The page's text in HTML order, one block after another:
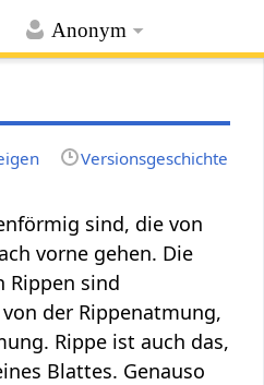
Anonym
Versionsgeschichte
sind, die von
vorne gehen. Die
Rippen sind
der Rippenatmung,
Rippe ist auch das,
Blattes. Genauso